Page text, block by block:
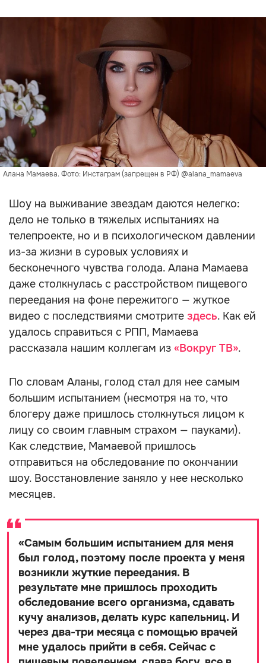
Алана Мамаева. Фото: Инстаграм (запрещен в РФ) @alana_mamaeva
Шоу на выживание звездам даются нелегко:
дело не только в тяжелых испытаниях на
телепроекте, но и в психологическом давлении
из-за жизни в суровых условиях и
бесконечного чувства голода. Алана Мамаева
даже столкнулась с расстройством пищевого
переедания на фоне пережитого — жуткое
видео с последствиями смотрите здесь. Как ей
удалось справиться с РПП, Мамаева
рассказала нашим коллегам из «Вокруг ТВ».
По словам Аланы, голод стал для нее самым
большим испытанием (несмотря на то, что
блогеру даже пришлось столкнуться лицом к
лицу со своим главным страхом — пауками).
Как следствие, Мамаевой пришлось
отправиться на обследование по окончании
шоу. Восстановление заняло у нее несколько
месяцев.
«Самым большим испытанием для меня
был голод, поэтому после проекта у меня
возникли жуткие переедания. В
результате мне пришлось проходить
обследование всего организма, сдавать
кучу анализов, делать курс капельниц. И
через два-три месяца с помощью врачей
мне удалось прийти в себя. Сейчас с